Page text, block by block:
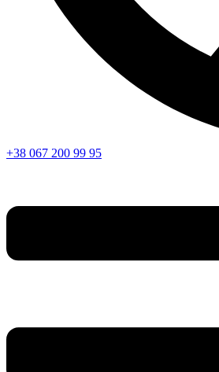
+38 067 200 99 95